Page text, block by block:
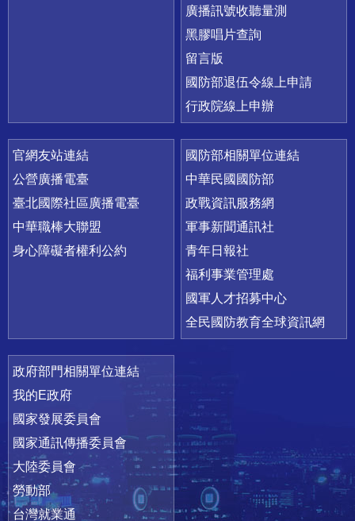
廣播訊號收聽量測
黑膠唱片查詢
留言版
國防部退伍令線上申請
行政院線上申辦
官網友站連結
公營廣播電臺
臺北國際社區廣播電臺
中華職棒大聯盟
身心障礙者權利公約
國防部相關單位連結
中華民國國防部
政戰資訊服務網
軍事新聞通訊社
青年日報社
福利事業管理處
國軍人才招募中心
全民國防教育全球資訊網
政府部門相關單位連結
我的E政府
國家發展委員會
國家通訊傳播委員會
大陸委員會
勞動部
台灣就業通